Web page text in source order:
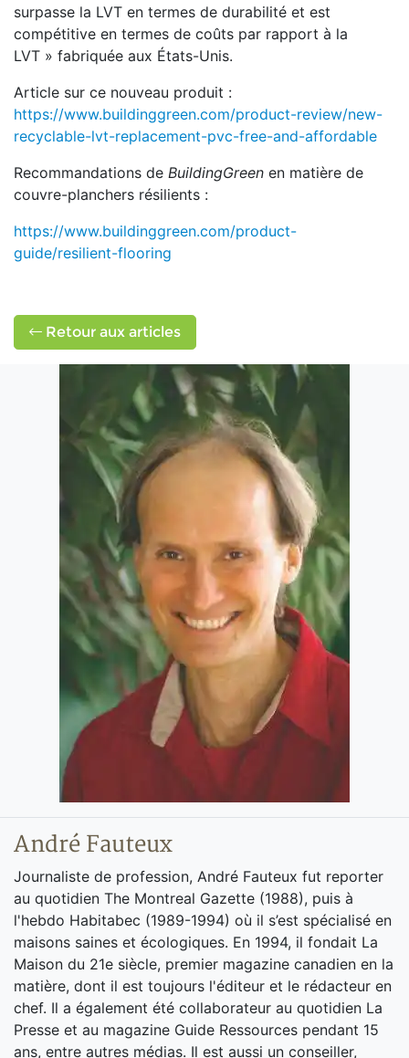
surpasse la LVT en termes de durabilité et est
compétitive en termes de coûts par rapport à la
LVT » fabriquée aux États-Unis.
Article sur ce nouveau produit :
https://www.buildinggreen.com/product-review/new-
recyclable-lvt-replacement-pvc-free-and-affordable
Recommandations de BuildingGreen en matière de
couvre-planchers résilients :
https://www.buildinggreen.com/product-
guide/resilient-flooring
Retour aux articles
André Fauteux
Journaliste de profession, André Fauteux fut reporter
au quotidien The Montreal Gazette (1988), puis à
l'hebdo Habitabec (1989-1994) où il s’est spécialisé en
maisons saines et écologiques. En 1994, il fondait La
Maison du 21e siècle, premier magazine canadien en la
matière, dont il est toujours l'éditeur et le rédacteur en
chef. Il a également été collaborateur au quotidien La
Presse et au magazine Guide Ressources pendant 15
ans, entre autres médias. Il est aussi un conseiller,